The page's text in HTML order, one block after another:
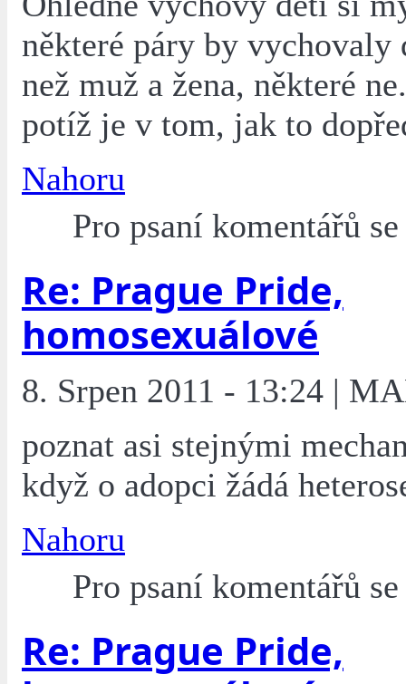
některé páry by vychovaly
než muž a žena, některé
potíž je v tom, jak to
Nahoru
Pro psaní komentářů
Re: Prague Pride,
homosexuálové
8. Srpen 2011 - 13:24 |
poznat asi stejnými
když o adopci žádá
Nahoru
Pro psaní komentářů
Re: Prague Pride,